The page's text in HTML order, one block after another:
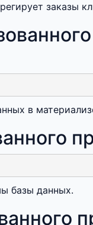
заказы
в
базы данных.